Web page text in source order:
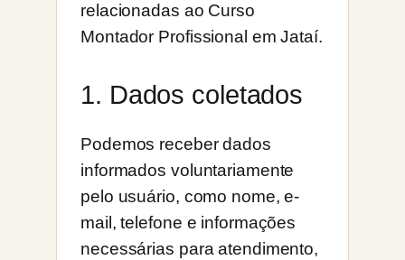
relacionadas ao Curso
Montador Profissional em Jataí.
1. Dados coletados
Podemos receber dados
informados voluntariamente
pelo usuário, como nome, e-
mail, telefone e informações
necessárias para atendimento,